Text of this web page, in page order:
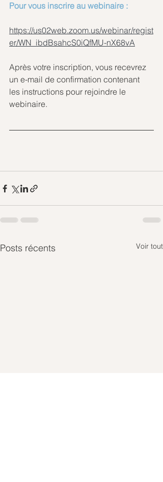
Pour vous inscrire au webinaire :
https://us02web.zoom.us/webinar/regist
er/WN_ibdBsahcS0iQfMU-nX68vA
Après votre inscription, vous recevrez
un e-mail de confirmation contenant
les instructions pour rejoindre le
webinaire.
Posts récents Voir tout